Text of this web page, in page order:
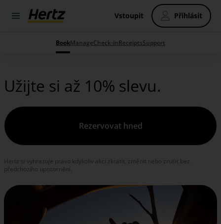
Vstoupit Přihlásit
BookManageCheck-inReceiptsSupport
Užijte si až 10% slevu.
Rezervovat hned
Hertz si vyhrazuje právo kdykoliv akci zkrátit, změnit nebo zrušit bez
předchozího upozornění.